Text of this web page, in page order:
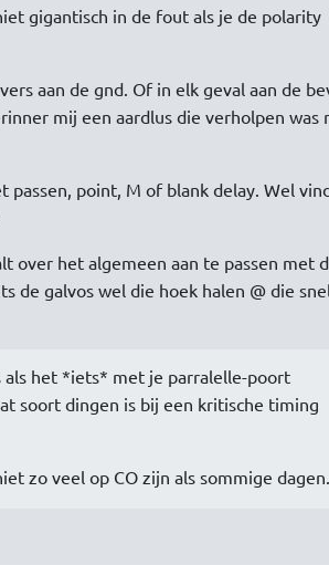
gigantisch in de fout als je de polarity
aan de gnd. Of in elk geval aan de
mij een aardlus die verholpen was
passen, point, M of blank delay. Wel
over het algemeen aan te passen met
de galvos wel die hoek halen @ die
het *iets* met je parralelle-poort
soort dingen is bij een kritische timing
zo veel op CO zijn als sommige dagen.